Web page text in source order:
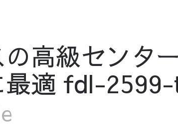
高級センタ
最適 fdl-